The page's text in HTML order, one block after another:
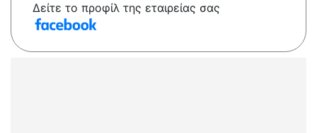
Δείτε το προφίλ της εταιρείας σας